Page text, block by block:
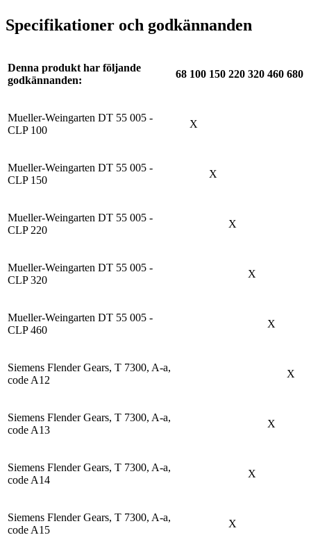
Specifikationer och godkännanden
Denna produkt har följande
godkännanden:
68 100 150 220 320 460 680
Mueller-Weingarten DT 55 005 -
CLP 100
X
Mueller-Weingarten DT 55 005 -
CLP 150
X
Mueller-Weingarten DT 55 005 -
CLP 220
X
Mueller-Weingarten DT 55 005 -
CLP 320
X
Mueller-Weingarten DT 55 005 -
CLP 460
X
Siemens Flender Gears, T 7300, A-a,
code A12
X
Siemens Flender Gears, T 7300, A-a,
code A13
X
Siemens Flender Gears, T 7300, A-a,
code A14
X
Siemens Flender Gears, T 7300, A-a,
code A15
X